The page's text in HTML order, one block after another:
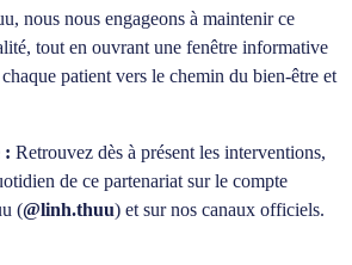
nous nous engageons à maintenir ce
tout en ouvrant une fenêtre informative
patient vers le chemin du bien-être et
: Retrouvez dès à présent les interventions,
de ce partenariat sur le compte
(@linh.thuu) et sur nos canaux officiels.